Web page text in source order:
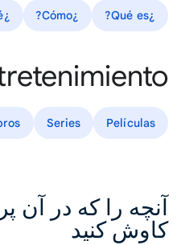
¿Qué es?
¿Cómo?
¿Por qué?
Películas
Series
آنچه را که در آن
کاوش کنید